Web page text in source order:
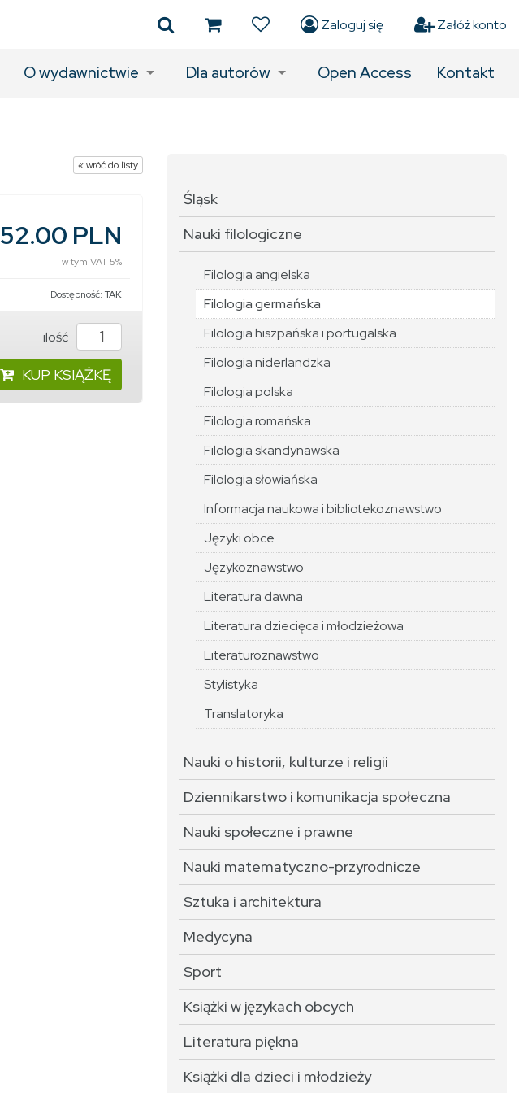
Zaloguj się Załóż konto
O wydawnictwie Dla autorów Open Access Kontakt
« wróć do listy
52.00 PLN
w tym VAT 5%
Dostępność: TAK
ilość
KUP KSIĄŻKĘ
Śląsk
Nauki filologiczne
Filologia angielska
Filologia germańska
Filologia hiszpańska i portugalska
Filologia niderlandzka
Filologia polska
Filologia romańska
Filologia skandynawska
Filologia słowiańska
Informacja naukowa i bibliotekoznawstwo
Języki obce
Językoznawstwo
Literatura dawna
Literatura dziecięca i młodzieżowa
Literaturoznawstwo
Stylistyka
Translatoryka
Nauki o historii, kulturze i religii
Dziennikarstwo i komunikacja społeczna
Nauki społeczne i prawne
Nauki matematyczno-przyrodnicze
Sztuka i architektura
Medycyna
Sport
Książki w językach obcych
Literatura piękna
Książki dla dzieci i młodzieży